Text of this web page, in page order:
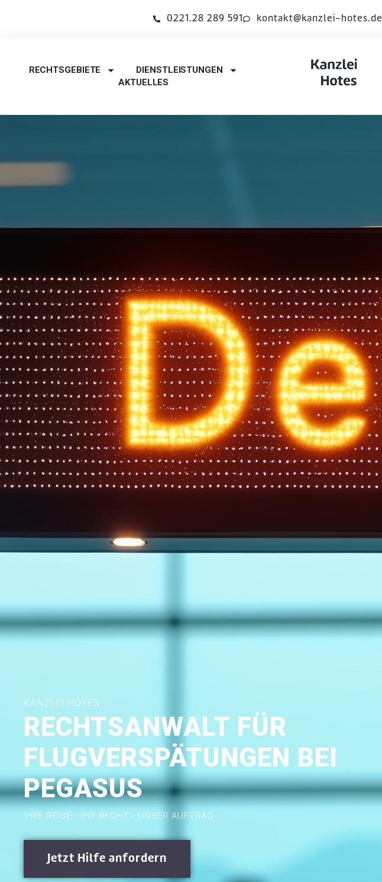
0221.28 289 591 kontakt@kanzlei-hotes.de
RECHTSGEBIETE
DIENSTLEISTUNGEN
AKTUELLES
KANZLEI HOTES
RECHTSANWALT FÜR
FLUGVERSPÄTUNGEN BEI
PEGASUS
IHRE REISE - IHR RECHT - UNSER AUFTRAG
Jetzt Hilfe anfordern